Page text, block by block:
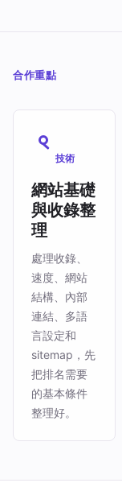
合作重點
技術
網站基礎
與收錄整
理
處理收錄、
速度、網站
結構、內部
連結、多語
言設定和
sitemap，先
把排名需要
的基本條件
整理好。